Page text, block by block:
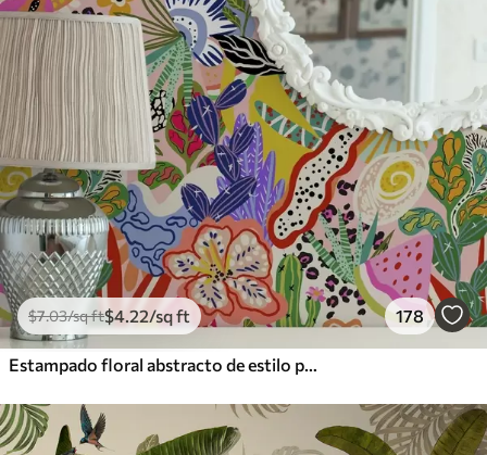
$7.03/sq ft$4.22/sq ft 178
Estampado floral abstracto de estilo pop art